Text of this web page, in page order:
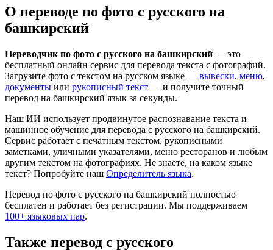
О переводе по фото с русского на
башкирский
Переводчик по фото с русского на башкирский — это
бесплатный онлайн сервис для перевода текста с фотографий.
Загрузите фото с текстом на русском языке — вывески, меню,
документы или рукописный текст — и получите точный
перевод на башкирский язык за секунды.
Наш ИИ использует продвинутое распознавание текста и
машинное обучение для перевода с русского на башкирский.
Сервис работает с печатным текстом, рукописными
заметками, уличными указателями, меню ресторанов и любым
другим текстом на фотографиях. Не знаете, на каком языке
текст? Попробуйте наш Определитель языка.
Перевод по фото с русского на башкирский полностью
бесплатен и работает без регистрации. Мы поддерживаем
100+ языковых пар.
Также перевод с русского